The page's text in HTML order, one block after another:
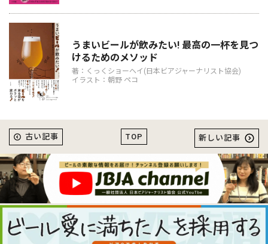
うまいビールが飲みたい! 最高の一杯を見つ
けるためのメソッド
著：くっくショーヘイ(日本ビアジャーナリスト協会)
イラスト：朝野 ペコ
TOP
古い記事 新しい記事